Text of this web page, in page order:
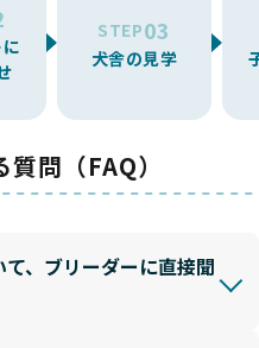
STEP03
犬舎の見学
問（FAQ）
、ブリーダーに直接聞